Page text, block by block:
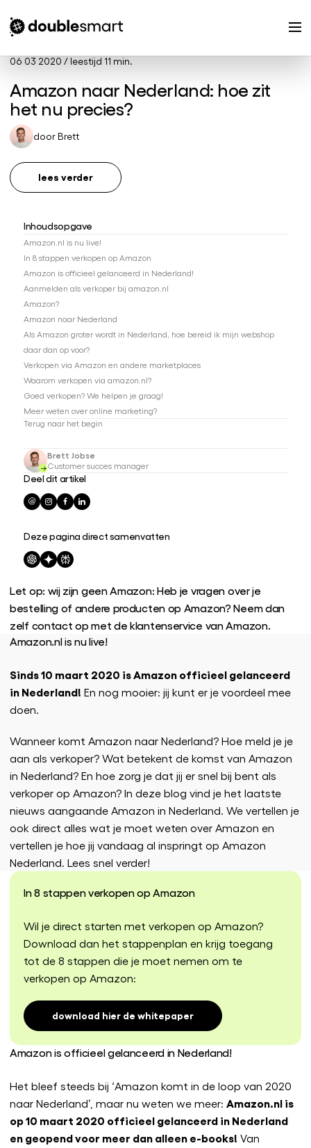
06 03 2020 / leestijd 11 min.
Amazon naar Nederland: hoe zit
het nu precies?
door Brett
lees verder
Inhoudsopgave
Amazon.nl is nu live!
In 8 stappen verkopen op Amazon
Amazon is officieel gelanceerd in Nederland!
Aanmelden als verkoper bij amazon.nl
Amazon?
Amazon naar Nederland
Als Amazon groter wordt in Nederland, hoe bereid ik mijn webshop
daar dan op voor?
Verkopen via Amazon en andere marketplaces
Waarom verkopen via amazon.nl?
Goed verkopen? We helpen je graag!
Meer weten over online marketing?
Terug naar het begin
Brett Jobse
Customer succes manager
Deel dit artikel
Deze pagina direct samenvatten
Let op: wij zijn geen Amazon: Heb je vragen over je
bestelling of andere producten op Amazon? Neem dan
zelf contact op met de klantenservice van Amazon.
Amazon.nl is nu live!
Sinds 10 maart 2020 is Amazon officieel gelanceerd
in Nederland! En nog mooier: jij kunt er je voordeel mee
doen.
Wanneer komt Amazon naar Nederland? Hoe meld je je
aan als verkoper? Wat betekent de komst van Amazon
in Nederland? En hoe zorg je dat jij er snel bij bent als
verkoper op Amazon? In deze blog vind je het laatste
nieuws aangaande Amazon in Nederland. We vertellen je
ook direct alles wat je moet weten over Amazon en
vertellen je hoe jij vandaag al inspringt op Amazon
Nederland. Lees snel verder!
In 8 stappen verkopen op Amazon
Wil je direct starten met verkopen op Amazon?
Download dan het stappenplan en krijg toegang
tot de 8 stappen die je moet nemen om te
verkopen op Amazon:
download hier de whitepaper
Amazon is officieel gelanceerd in Nederland!
Het bleef steeds bij ‘Amazon komt in de loop van 2020
naar Nederland’, maar nu weten we meer: Amazon.nl is
op 10 maart 2020 officieel gelanceerd in Nederland
en geopend voor meer dan alleen e-books! Van